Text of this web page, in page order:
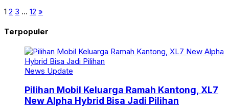
1 2 3 … 12 »
Terpopuler
News Update
Pilihan Mobil Keluarga Ramah Kantong, XL7
New Alpha Hybrid Bisa Jadi Pilihan